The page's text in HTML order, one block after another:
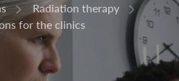
Radiation therapy
for the clinics